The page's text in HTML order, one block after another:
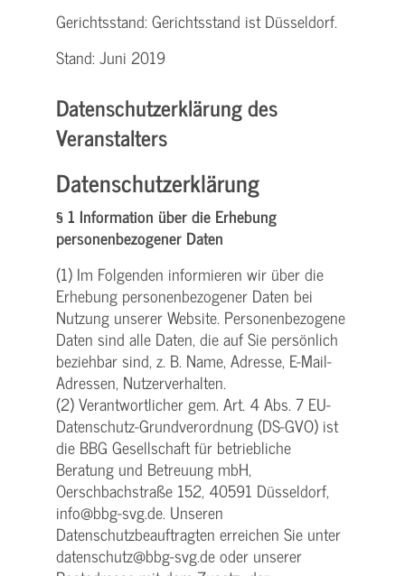
Gerichtsstand: Gerichtsstand ist Düsseldorf.
Stand: Juni 2019
Datenschutzerklärung des
Veranstalters
Datenschutzerklärung
§ 1 Information über die Erhebung
personenbezogener Daten
(1) Im Folgenden informieren wir über die
Erhebung personenbezogener Daten bei
Nutzung unserer Website. Personenbezogene
Daten sind alle Daten, die auf Sie persönlich
beziehbar sind, z. B. Name, Adresse, E-Mail-
Adressen, Nutzerverhalten.
(2) Verantwortlicher gem. Art. 4 Abs. 7 EU-
Datenschutz-Grundverordnung (DS-GVO) ist
die BBG Gesellschaft für betriebliche
Beratung und Betreuung mbH,
Oerschbachstraße 152, 40591 Düsseldorf,
info@bbg-svg.de. Unseren
Datenschutzbeauftragten erreichen Sie unter
datenschutz@bbg-svg.de oder unserer